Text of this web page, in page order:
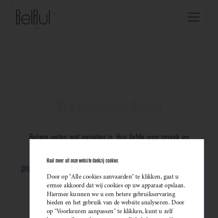
Belgen weten wat genieten is. Hun liefde voor smaak en
populariteit van Belgische mousserende wijnen. Meer dan ooit
kiezen ze bewust voor lokale bubbels — ideaal als
sprankelend aperitief of als verfijnde match bij een
gastronomisch diner. Santé!
Haal meer uit onze website dankzij cookies
Door op "Alle cookies aanvaarden" te klikken, gaat u
ermee akkoord dat wij cookies op uw apparaat opslaan.
Hiermee kunnen we u een betere gebruikservaring
bieden en het gebruik van de website analyseren. Door
op "Voorkeuren aanpassen" te klikken, kunt u zelf